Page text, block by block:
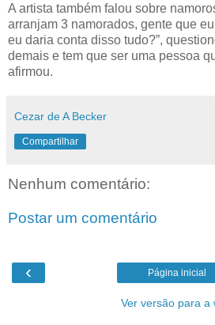
A artista também falou sobre
arranjam 3 namorados, gente que
eu daria conta disso tudo?”,
demais e tem que ser uma pessoa
afirmou.
Cezar de A Becker
Compartilhar
Nenhum comentário:
Postar um comentário
‹ Página inicial
Ver versão para a